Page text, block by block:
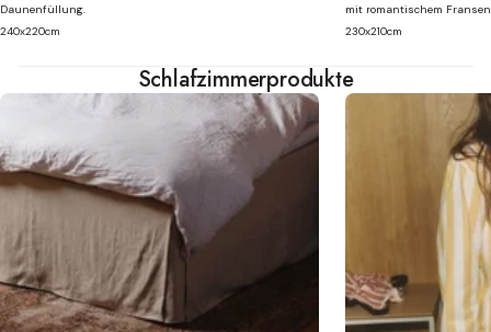
Daunenfüllung.
240x220cm
mit romantischem
230x210cm
Schlafzimmerprodukte